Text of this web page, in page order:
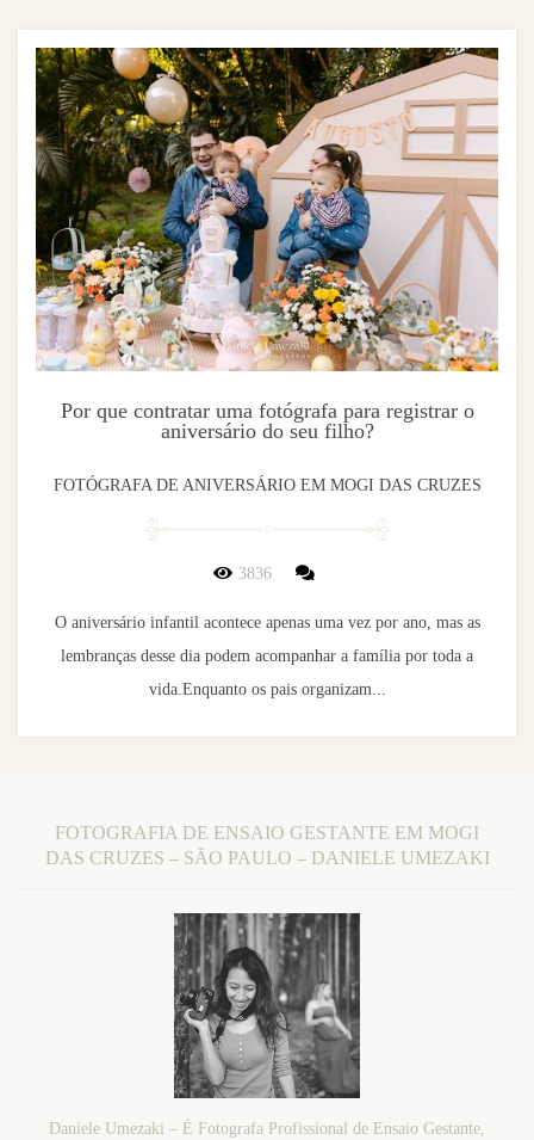
Por que contratar uma fotógrafa para registrar o
aniversário do seu filho?
FOTÓGRAFA DE ANIVERSÁRIO EM MOGI DAS CRUZES
3836
O aniversário infantil acontece apenas uma vez por ano, mas as
lembranças desse dia podem acompanhar a família por toda a
vida.Enquanto os pais organizam...
FOTOGRAFIA DE ENSAIO GESTANTE EM MOGI
DAS CRUZES – SÃO PAULO – DANIELE UMEZAKI
Daniele Umezaki – É Fotografa Profissional de Ensaio Gestante,